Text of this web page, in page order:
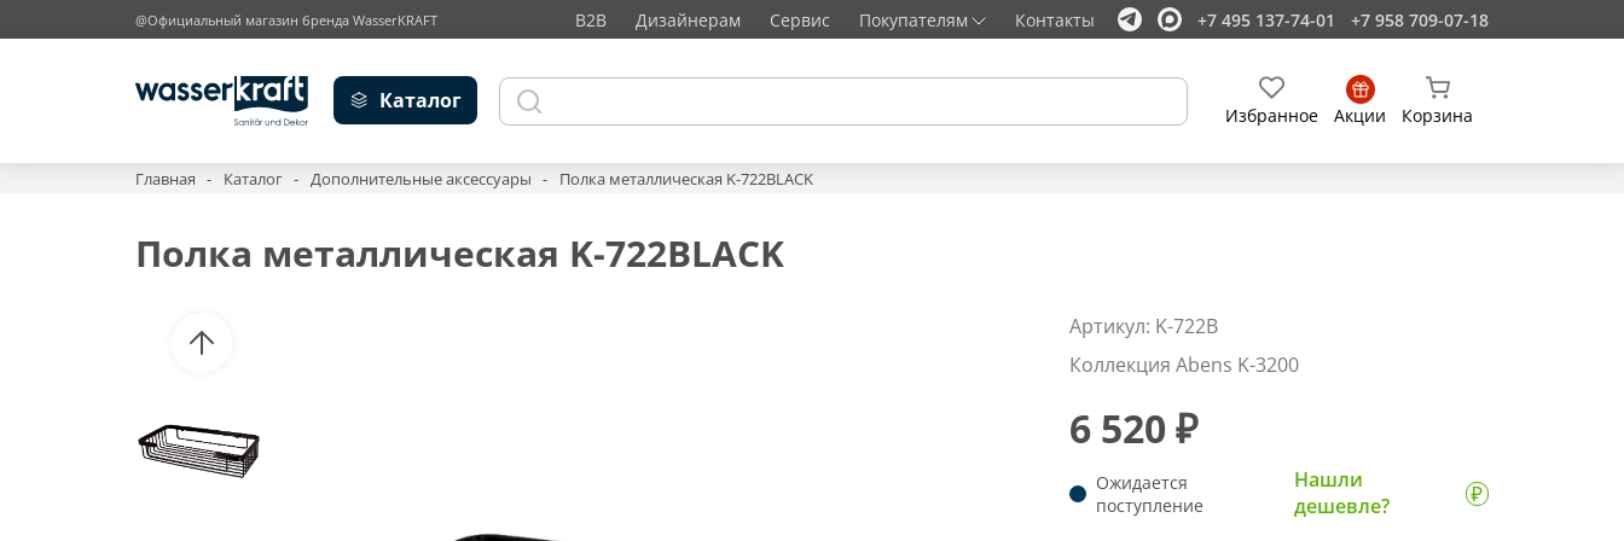
@Официальный магазин бренда WasserKRAFT B2B Дизайнерам Сервис Покупателям Контакты +7 495 137-74-01 +7 958 709-07-18
Каталог
Избранное Акции Корзина
Главная Каталог Дополнительные аксессуары Полка металлическая K-722BLACK
Полка металлическая K-722BLACK
Артикул: K-722B
Коллекция Abens K-3200
6 520 ₽
Ожидается
поступление
Нашли
дешевле?